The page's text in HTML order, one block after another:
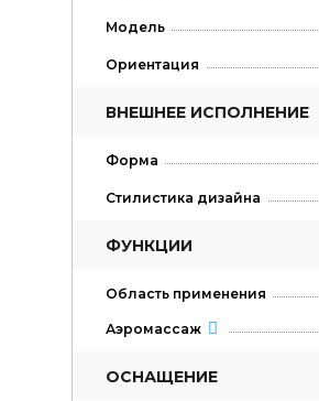
Модель
Ориентация
ВНЕШНЕЕ ИСПОЛНЕНИЕ
Форма
Стилистика дизайна
ФУНКЦИИ
Область применения
Аэромассаж
ОСНАЩЕНИЕ